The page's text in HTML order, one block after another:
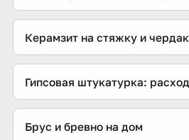
Керамзит на стяжку и чердак
Гипсовая штукатурка: расход
Брус и бревно на дом